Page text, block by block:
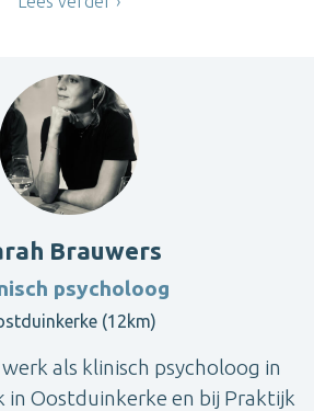
Brauwers
psycholoog
(12km)
als klinisch psycholoog in
in Oostduinkerke en bij Praktijk